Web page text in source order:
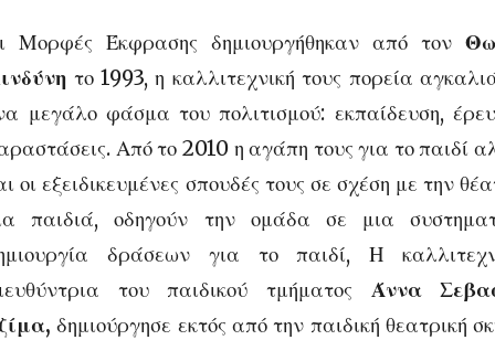
Μορφές Έκφρασης δημιουργήθηκαν από τον
το 1993, η καλλιτεχνική τους πορεία
μεγάλο φάσμα του πολιτισμού: εκπαίδευση,
Από το 2010 η αγάπη τους για το παιδί
οι εξειδικευμένες σπουδές τους σε σχέση με την
παιδιά, οδηγούν την ομάδα σε μια
δράσεων για το παιδί, Η
του παιδικού τμήματος Άννα
δημιούργησε εκτός από την παιδική θεατρική